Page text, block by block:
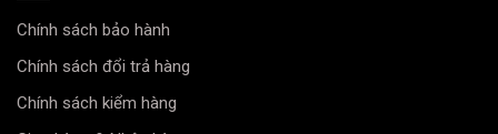
Chính sách bảo hành
Chính sách đổi trả hàng
Chính sách kiểm hàng